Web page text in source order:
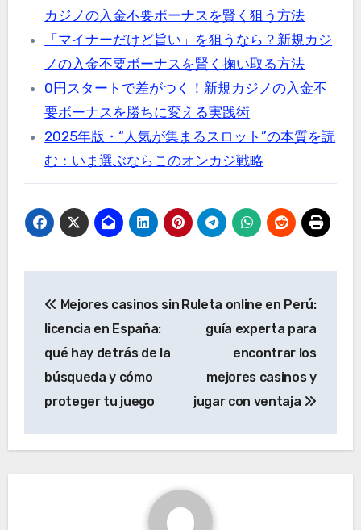
カジノの入金不要ボーナスを賢く狙う方法
「マイナーだけど旨い」を狙うなら？新規カジ
ノの入金不要ボーナスを賢く掬い取る方法
0円スタートで差がつく！新規カジノの入金不
要ボーナスを勝ちに変える実践術
2025年版・“人気が集まるスロット”の本質を読
む：いま選ぶならこのオンカジ戦略
navigation
Mejores casinos sin
licencia en España:
qué hay detrás de la
búsqueda y cómo
proteger tu juego
Ruleta online en Perú:
guía experta para
encontrar los
mejores casinos y
jugar con ventaja